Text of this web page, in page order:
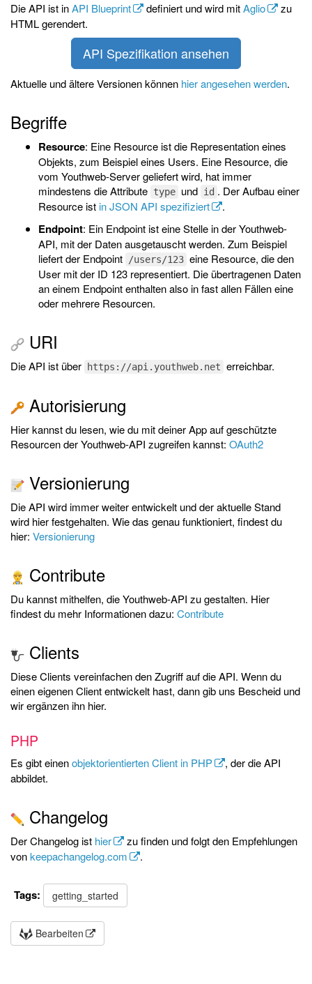
Die API ist inAPI Blueprint definiert und wird mitAglio
zu
HTML gerendert.
API Spezifikation ansehen
Aktuelle und ältere Versionen können hier angesehen werden.
Begriffe
Resource: Eine Resource ist die Representation eines
Objekts, zum Beispiel eines Users. Eine Resource, die
vom Youthweb-Server geliefert wird, hat immer
mindestens die Attribute type und id . Der Aufbau einer
Resource istin JSON API spezifiziert .
Endpoint: Ein Endpoint ist eine Stelle in der Youthweb-
API, mit der Daten ausgetauscht werden. Zum Beispiel
liefert der Endpoint /users/123 eine Resource, die den
User mit der ID 123 representiert. Die übertragenen Daten
an einem Endpoint enthalten also in fast allen Fällen eine
oder mehrere Resourcen.
URI
Die API ist über https://api.youthweb.net erreichbar.
Autorisierung
Hier kannst du lesen, wie du mit deiner App auf geschützte
Resourcen der Youthweb-API zugreifen kannst: OAuth2
Versionierung
Die API wird immer weiter entwickelt und der aktuelle Stand
wird hier festgehalten. Wie das genau funktioniert, findest du
hier: Versionierung
Contribute
Du kannst mithelfen, die Youthweb-API zu gestalten. Hier
findest du mehr Informationen dazu: Contribute
Clients
Diese Clients vereinfachen den Zugriff auf die API. Wenn du
einen eigenen Client entwickelt hast, dann gib uns Bescheid und
wir ergänzen ihn hier.
PHP
Es gibt einenobjektorientierten Client in PHP
, der die API
abbildet.
Changelog
Der Changelog ist hier
zu finden und folgt den Empfehlungen
vonkeepachangelog.com .
Tags: getting_started
Bearbeiten